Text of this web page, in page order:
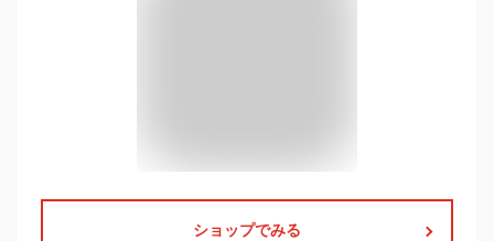
ショップでみる